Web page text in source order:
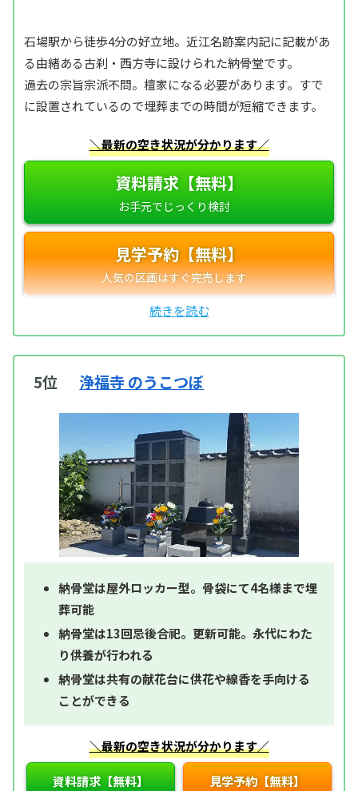
石場駅から徒歩4分の好立地。近江名跡案内記に記載があ
る由緒ある古刹・西方寺に設けられた納骨堂です。
過去の宗旨宗派不問。檀家になる必要があります。すで
に設置されているので埋葬までの時間が短縮できます。
＼最新の空き状況が分かります／
資料請求【無料】
見学予約【無料】
5位 浄福寺 のうこつぼ
納骨堂は屋外ロッカー型。骨袋にて4名様まで埋
葬可能
納骨堂は13回忌後合祀。更新可能。永代にわた
り供養が行われる
納骨堂は共有の献花台に供花や線香を手向ける
ことができる
＼最新の空き状況が分かります／
資料請求【無料】 見学予約【無料】